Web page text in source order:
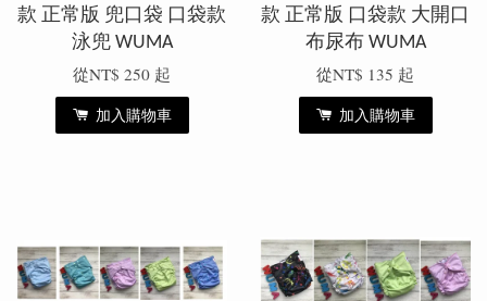
款 正常版 兜口袋 口袋款
泳兜 WUMA
從NT$ 250 起
加入購物車
款 正常版 口袋款 大開口
布尿布 WUMA
從NT$ 135 起
加入購物車